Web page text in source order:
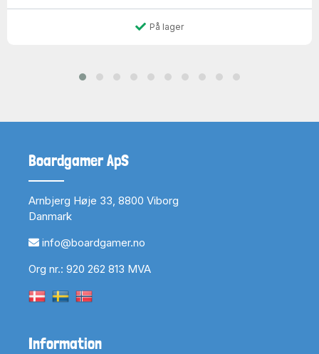
På lager
Boardgamer ApS
Arnbjerg Høje 33, 8800 Viborg
Danmark
info@boardgamer.no
Org nr.: 920 262 813 MVA
Information